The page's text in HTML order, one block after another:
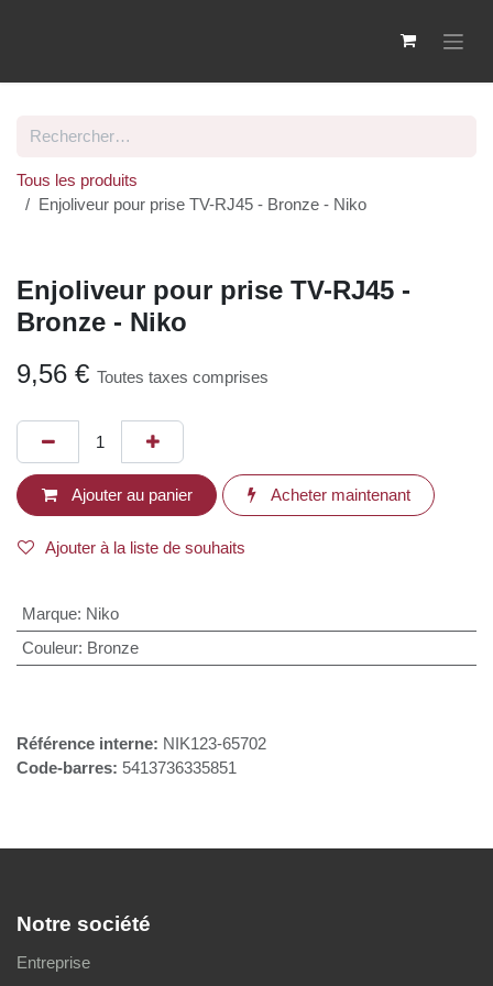
Tous les produits
Enjoliveur pour prise TV-RJ45 - Bronze - Niko
Enjoliveur pour prise TV-RJ45 -
Bronze - Niko
9,56 € Toutes taxes comprises
Ajouter au panier Acheter maintenant
Ajouter à la liste de souhaits
Marque: Niko
Couleur: Bronze
Référence interne: NIK123-65702
Code-barres: 5413736335851
Notre société
Entreprise